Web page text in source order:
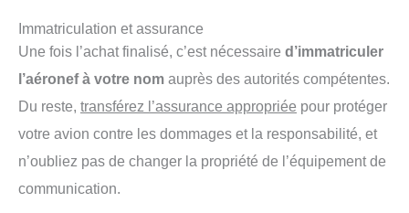
Immatriculation et assurance
Une fois l’achat finalisé, c’est nécessaire d’immatriculer
l’aéronef à votre nom auprès des autorités compétentes.
Du reste, transférez l’assurance appropriée pour protéger
votre avion contre les dommages et la responsabilité, et
n’oubliez pas de changer la propriété de l’équipement de
communication.